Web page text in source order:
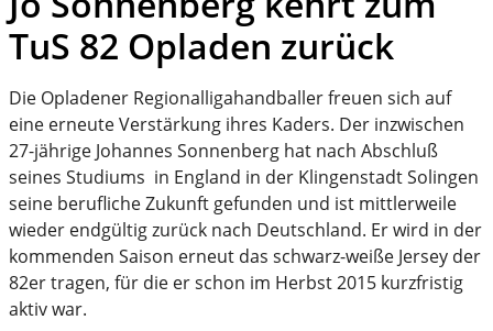
TuS 82 Opladen zurück
Die Opladener Regionalligahandballer freuen sich auf
eine erneute Verstärkung ihres Kaders. Der inzwischen
27-jährige Johannes Sonnenberg hat nach Abschluß
seines Studiums in England in der Klingenstadt Solingen
seine berufliche Zukunft gefunden und ist mittlerweile
wieder endgültig zurück nach Deutschland. Er wird in der
kommenden Saison erneut das schwarz-weiße Jersey der
82er tragen, für die er schon im Herbst 2015 kurzfristig
aktiv war.